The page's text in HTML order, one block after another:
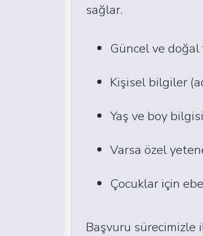
sağlar.
Güncel ve
Kişisel bilgiler
Yaş ve boy bilgisi
Varsa özel
Çocuklar için
Başvuru sürecimizle